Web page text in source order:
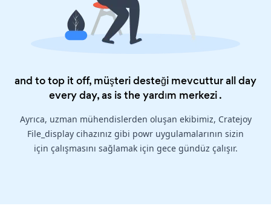
and to top it off, müşteri desteği mevcuttur all day
every day, as is theyardım merkezi.
Ayrıca, uzman mühendislerden oluşan ekibimiz, Cratejoy
File_display cihazınız gibi powr uygulamalarının sizin
için çalışmasını sağlamak için gece gündüz çalışır.